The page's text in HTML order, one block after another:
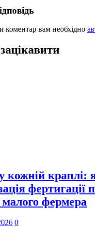
коментар вам необхідно
кожній краплі:
фертигації
фермера
0